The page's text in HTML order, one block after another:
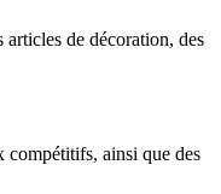
de décoration, des
compétitifs, ainsi que des